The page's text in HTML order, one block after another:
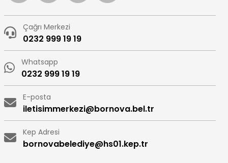
Çağrı Merkezi
0232 999 19 19
Whatsapp
0232 999 19 19
E-posta
iletisimmerkezi@bornova.bel.tr
Kep Adresi
bornovabelediye@hs01.kep.tr